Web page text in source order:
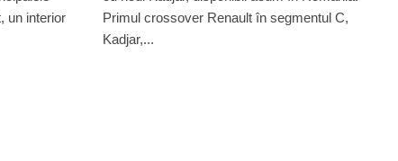
un interior
Primul crossover Renault în segmentul C,
Kadjar,...